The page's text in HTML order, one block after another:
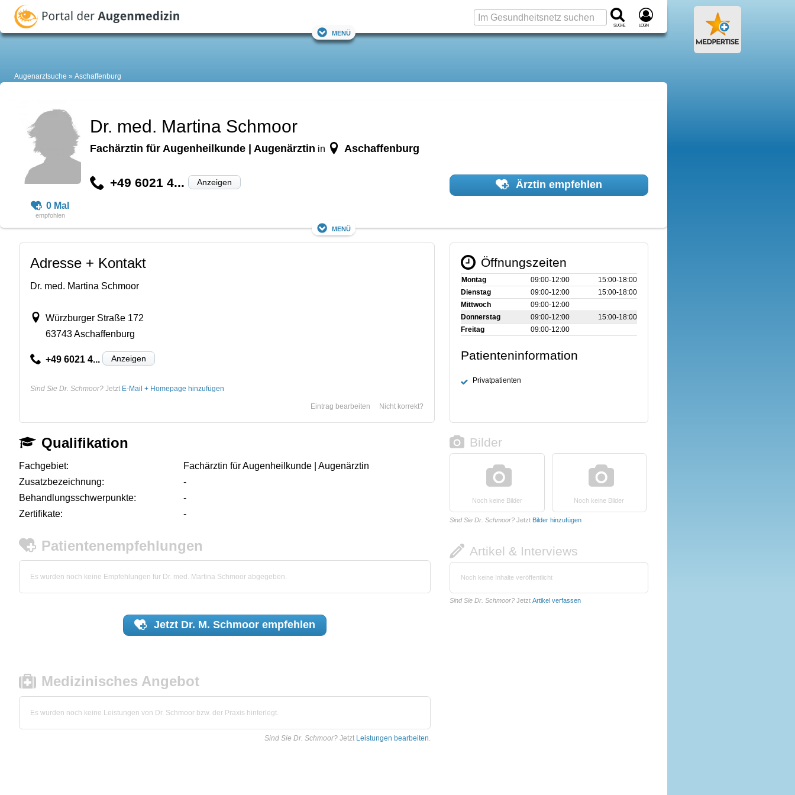
Suche Login
Menü
Augenarztsuche Aschaffenburg
0 Mal
Dr. med. Martina Schmoor
Fachärztin für Augenheilkunde | Augenärztin in Aschaffenburg
+49 6021 4... Anzeigen Ärztin empfehlen
Menü
Adresse + Kontakt
Dr. med. Martina Schmoor
Würzburger Straße 172
63743 Aschaffenburg
+49 6021 4... Anzeigen
Sind Sie Dr. Schmoor? Jetzt E-Mail + Homepage hinzufügen
Nicht korrekt?
Eintrag bearbeiten
Öffnungszeiten
Montag 09:00‑12:00
15:00‑18:00
Dienstag
09:00‑12:00
15:00‑18:00
Mittwoch
09:00‑12:00
Donnerstag
09:00‑12:00
15:00‑18:00
Freitag
09:00‑12:00
Patienteninformation
Privatpatienten
Qualifikation
Fachgebiet:
Fachärztin für Augenheilkunde | Augenärztin
Zusatzbezeichnung:
-
Behandlungsschwerpunkte:
-
Zertifikate:
-
Patientenempfehlungen
Es wurden noch keine Empfehlungen für Dr. med. Martina Schmoor abgegeben.
Jetzt Dr. M. Schmoor empfehlen
Medizinisches Angebot
Es wurden noch keine Leistungen von Dr. Schmoor bzw. der Praxis hinterlegt.
Sind Sie Dr. Schmoor? Jetzt Leistungen bearbeiten.
Bilder
Noch keine Bilder Noch keine Bilder
Sind Sie Dr. Schmoor? Jetzt Bilder hinzufügen
Artikel & Interviews
Noch keine Inhalte veröffentlicht
Sind Sie Dr. Schmoor? Jetzt Artikel verfassen